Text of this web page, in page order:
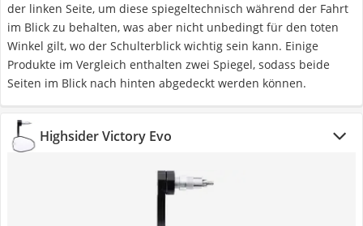
der linken Seite, um diese spiegeltechnisch während der Fahrt
im Blick zu behalten, was aber nicht unbedingt für den toten
Winkel gilt, wo der Schulterblick wichtig sein kann. Einige
Produkte im Vergleich enthalten zwei Spiegel, sodass beide
Seiten im Blick nach hinten abgedeckt werden können.
Highsider Victory Evo